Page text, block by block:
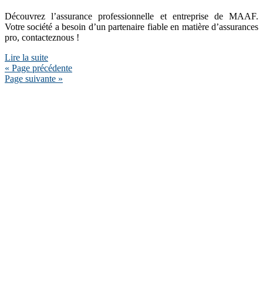
Découvrez l’assurance professionnelle et entreprise de MAAF.
Votre société a besoin d’un partenaire fiable en matière d’assurances
pro, contacteznous !
Lire la suite
« Page précédente
Page suivante »